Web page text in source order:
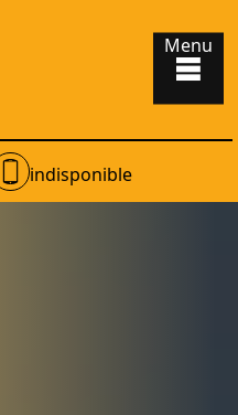
indisponible
Menu